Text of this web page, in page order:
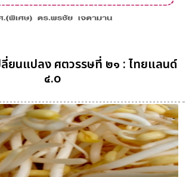
ลี่ยนแปลง ศตวรรษที่ ๒๑ : ไทยแลนด์
๔.o